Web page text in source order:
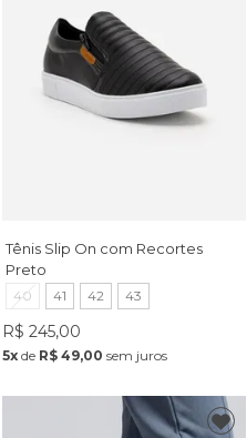
Tênis Slip On com Recortes
Preto
40 41 42 43
R$ 245,00
5xde R$ 49,00 sem juros